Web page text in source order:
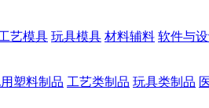
艺模具 玩具模具 材料辅料 软件与
塑料制品 工艺类制品 玩具类制品